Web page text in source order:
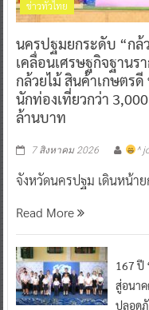
ข่าวทั่วไทย
นครปฐมยกระดับ “ก
เคลื่อนเศรษฐกิจฐาน
กล้วยไม้ สินค้าเกษตร
นักท่องเที่ยวกว่า
ล้านบาท
7 สิงหาคม 2026 ^
จังหวัดนครปฐม เดินหน้าย
Read More
167 ปี
สู่อนา
ปลอดภั